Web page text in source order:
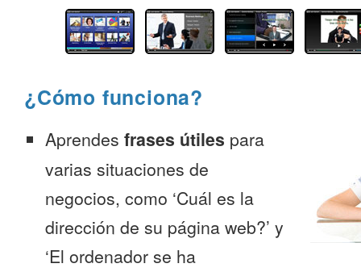
¿Cómo funciona?
Aprendes frases útiles para
varias situaciones de
negocios, como ‘Cuál es la
dirección de su página web?’ y
‘El ordenador se ha